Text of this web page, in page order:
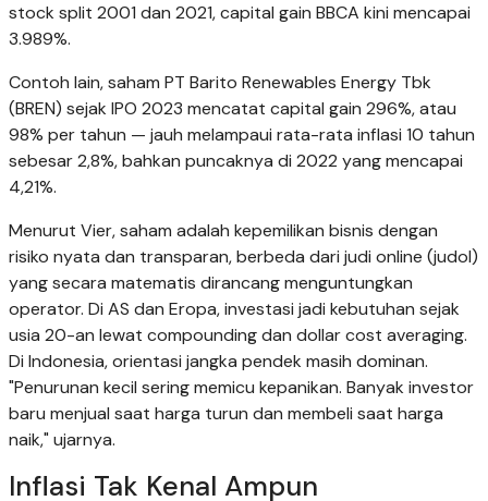
stock split 2001 dan 2021, capital gain BBCA kini mencapai
3.989%.
Contoh lain, saham PT Barito Renewables Energy Tbk
(BREN) sejak IPO 2023 mencatat capital gain 296%, atau
98% per tahun — jauh melampaui rata-rata inflasi 10 tahun
sebesar 2,8%, bahkan puncaknya di 2022 yang mencapai
4,21%.
Menurut Vier, saham adalah kepemilikan bisnis dengan
risiko nyata dan transparan, berbeda dari judi online (judol)
yang secara matematis dirancang menguntungkan
operator. Di AS dan Eropa, investasi jadi kebutuhan sejak
usia 20-an lewat compounding dan dollar cost averaging.
Di Indonesia, orientasi jangka pendek masih dominan.
"Penurunan kecil sering memicu kepanikan. Banyak investor
baru menjual saat harga turun dan membeli saat harga
naik," ujarnya.
Inflasi Tak Kenal Ampun